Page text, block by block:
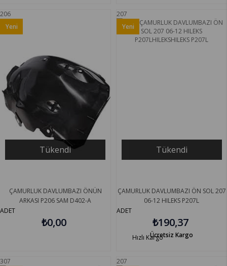
206
Tükendi
ÇAMURLUK DAVLUMBAZI ÖNÜN
ARKASI P206 SAM D402-A
ADET
₺0,00
Yeni
207
Tükendi
ÇAMURLUK DAVLUMBAZI ÖN SOL 207
06-12 HILEKS P207L
ADET
₺190,37
Ücretsiz Kargo
Yeni
Hızlı Kargo
307 207